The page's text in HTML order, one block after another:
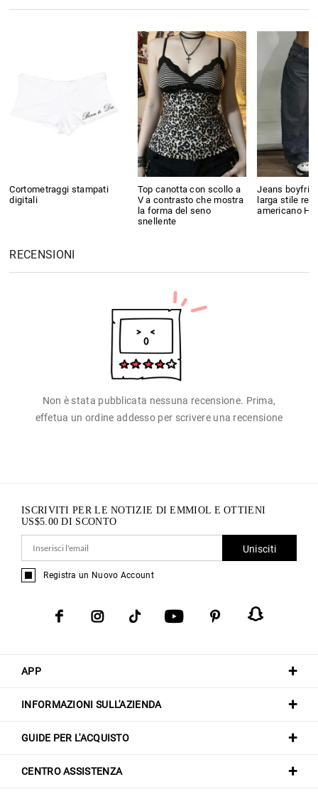
Cortometraggi stampati
digitali
Top canotta con scollo a
V a contrasto che mostra
la forma del seno
snellente
Jeans
larga stile
americano
RECENSIONI
Non è stata pubblicata nessuna recensione. Prima,
effetua un ordine addesso per scrivere una recensione
APP
INFORMAZIONI SULL'AZIENDA
GUIDE PER L'ACQUISTO
CENTRO ASSISTENZA
ISCRIVITI PER LE NOTIZIE DI EMMIOL E OTTIENI
US$5.00 DI SCONTO
Unisciti
Registra un Nuovo Account